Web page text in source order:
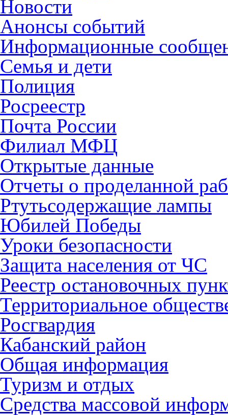
Новости
Анонсы событий
Информационные
Семья и дети
Полиция
Росреестр
Почта России
Филиал МФЦ
Открытые данные
Отчеты о проделанной
Ртутьсодержащие лампы
Юбилей Победы
Уроки безопасности
Защита населения от ЧС
Реестр остановочных
Территориальное
Росгвардия
Кабанский район
Общая информация
Туризм и отдых
Средства массовой